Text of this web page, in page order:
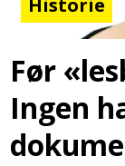
Før
Ingen